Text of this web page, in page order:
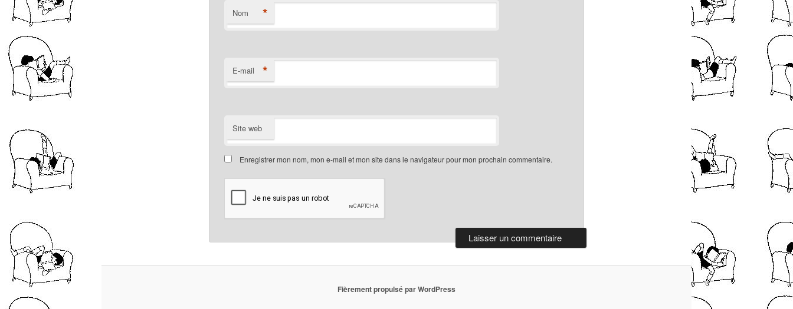
Nom *
E-mail *
Site web
Enregistrer mon nom, mon e-mail et mon site dans le navigateur pour mon prochain commentaire.
Fièrement propulsé par WordPress